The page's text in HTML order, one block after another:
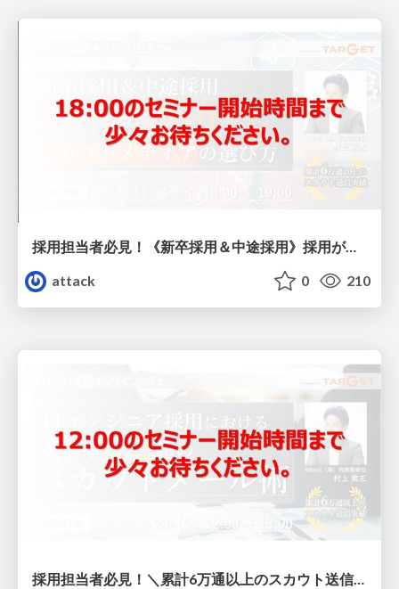
採用担当者必見！《新卒採用＆中途採用》採用が成功する スカウトメディアの選び方
attack
0 210
採用担当者必見！＼累計6万通以上のスカウト送信実績／ ITエンジニア採用における返信率10%超のスカウトメール術